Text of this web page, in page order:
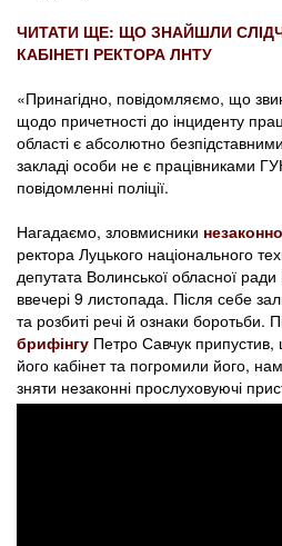
ЧИТАТИ ЩЕ: ЩО ЗНАЙШЛИ
КАБІНЕТІ РЕКТОРА ЛНТУ
«Принагідно, повідомляємо, що
щодо причетності до інциденту
області є абсолютно
закладі особи не є працівниками
повідомленні поліції.
Нагадаємо, зловмисники
ректора Луцького національного
депутата Волинської обласної
ввечері 9 листопада. Після себе
та розбиті речі й ознаки боротьби.
брифінгу Петро Савчук
його кабінет та погромили його,
зняти незаконні прослуховуючі